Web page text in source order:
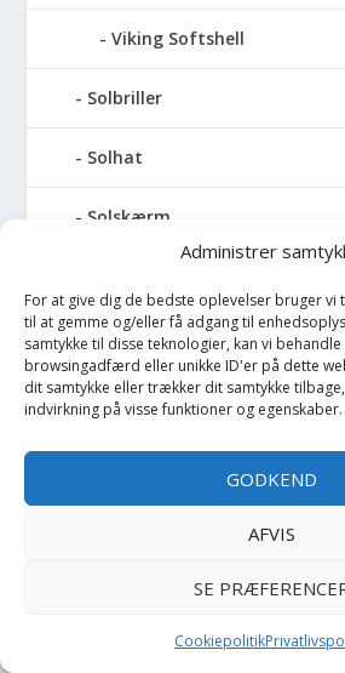
Administrer
For at give dig de bedste oplevelser bruger
til at gemme og/eller få adgang til
samtykke til disse teknologier, kan vi
browsingadfærd eller unikke ID'er på dette
dit samtykke eller trækker dit samtykke
indvirkning på visse funktioner og egenskaber.
GODKEND
AFVIS
SE
Cookiepolitik
Viking Softshell
Solbriller
Solhat
Solskærm
Sommerjakke
Sovepose
Spand
Sparegris